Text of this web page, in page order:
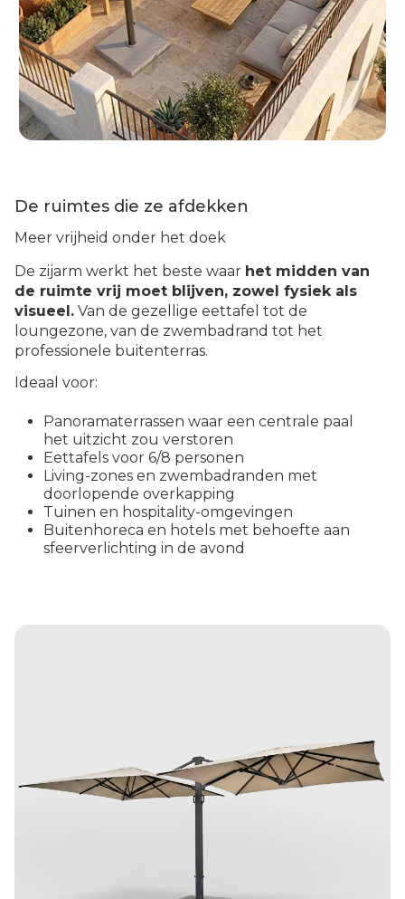
De ruimtes die ze afdekken
Meer vrijheid onder het doek
De zijarm werkt het beste waar het midden van
de ruimte vrij moet blijven, zowel fysiek als
visueel. Van de gezellige eettafel tot de
loungezone, van de zwembadrand tot het
professionele buitenterras.
Ideaal voor:
Panoramaterrassen waar een centrale paal
het uitzicht zou verstoren
Eettafels voor 6/8 personen
Living-zones en zwembadranden met
doorlopende overkapping
Tuinen en hospitality-omgevingen
Buitenhoreca en hotels met behoefte aan
sfeerverlichting in de avond